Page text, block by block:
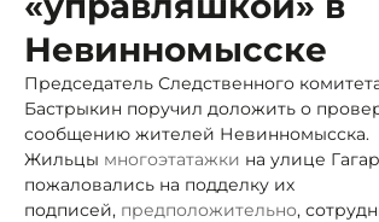
Невинномысске
Председатель Следственного
Бастрыкин поручил доложить о
сообщению жителей Невинномысска.
Жильцы многоэтатажки на улице
пожаловались на подделку их
подписей, предположительно,